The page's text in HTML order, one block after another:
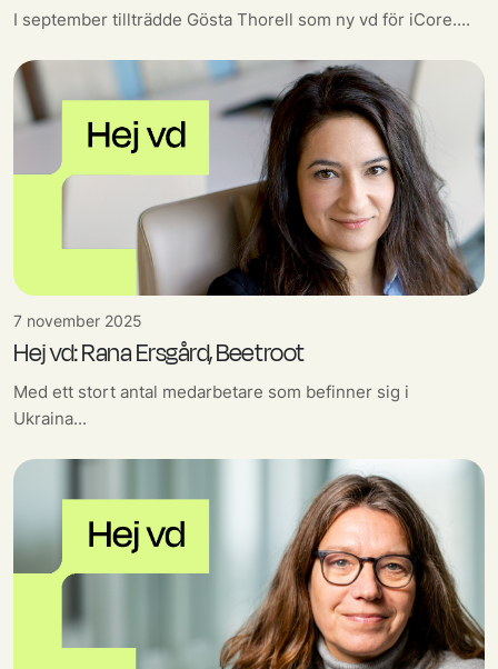
I september tillträdde Gösta Thorell som ny vd för iCore....
7 november 2025
Hej vd: Rana Ersgård, Beetroot
Med ett stort antal medarbetare som befinner sig i
Ukraina...